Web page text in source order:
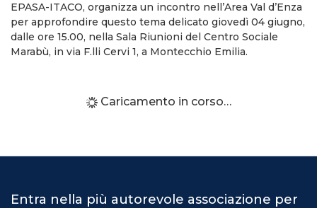
EPASA-ITACO, organizza un incontro nell’Area Val d’Enza
per approfondire questo tema delicato giovedì 04 giugno,
dalle ore 15.00, nella Sala Riunioni del Centro Sociale
Marabù, in via F.lli Cervi 1, a Montecchio Emilia.
Caricamento in corso…
Entra nella più autorevole associazione per